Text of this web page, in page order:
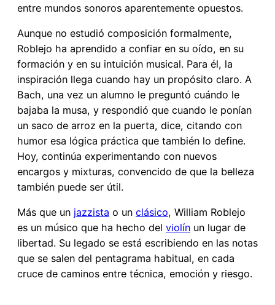
entre mundos sonoros aparentemente opuestos.
Aunque no estudió composición formalmente,
Roblejo ha aprendido a confiar en su oído, en su
formación y en su intuición musical. Para él, la
inspiración llega cuando hay un propósito claro. A
Bach, una vez un alumno le preguntó cuándo le
bajaba la musa, y respondió que cuando le ponían
un saco de arroz en la puerta, dice, citando con
humor esa lógica práctica que también lo define.
Hoy, continúa experimentando con nuevos
encargos y mixturas, convencido de que la belleza
también puede ser útil.
Más que un jazzista o un clásico, William Roblejo
es un músico que ha hecho del violín un lugar de
libertad. Su legado se está escribiendo en las notas
que se salen del pentagrama habitual, en cada
cruce de caminos entre técnica, emoción y riesgo.